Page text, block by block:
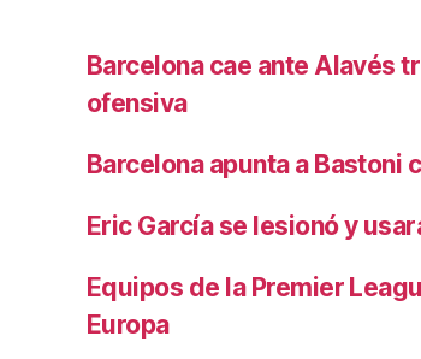
Barcelona cae ante Alavés
ofensiva
Barcelona apunta a
Eric García se lesionó y
Equipos de la Premier
Europa